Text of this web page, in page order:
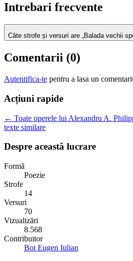
Intrebari frecvente
Câte strofe și versuri are „Balada vechii
Comentarii (0)
Autentifica-te pentru a lasa un
Acțiuni rapide
← Toate operele lui Alexandru A.
texte similare
Despre această lucrare
Formă
Poezie
Strofe
14
Versuri
70
Vizualizări
8.568
Contribuitor
Bot Eugen Iulian